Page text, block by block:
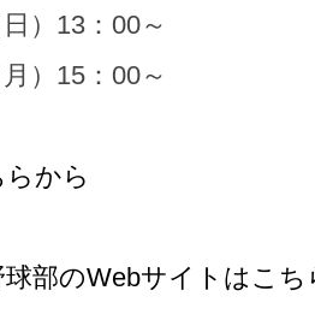
）13：00～
）15：00～
から
部のWebサイトはこち